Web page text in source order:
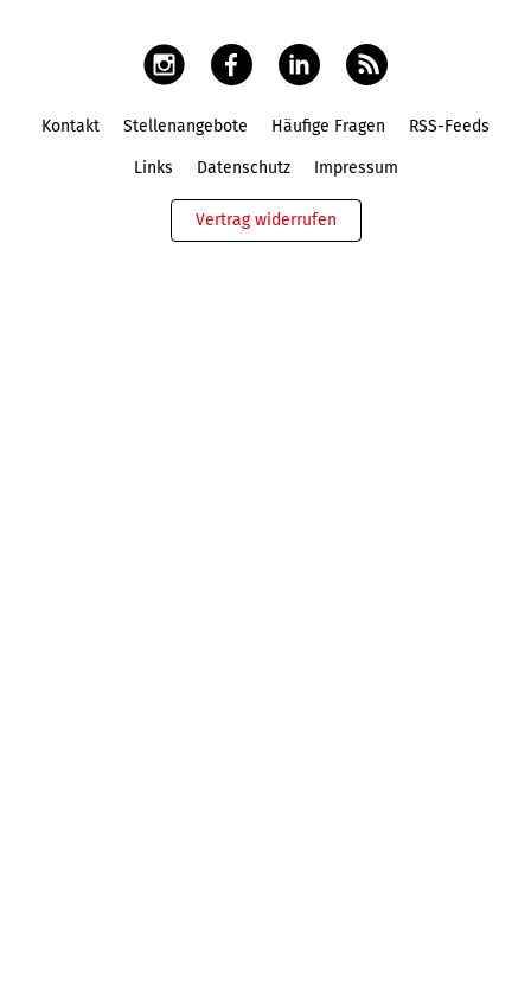
Kontakt Stellenangebote Häufige Fragen RSS-Feeds
Links Datenschutz Impressum
Vertrag widerrufen